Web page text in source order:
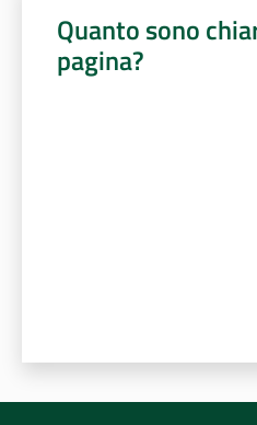
Quanto sono
pagina?